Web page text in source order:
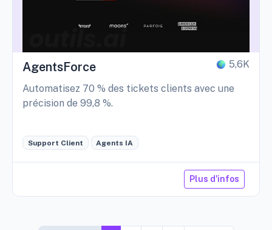
AgentsForce 5,6K
Automatisez 70 % des tickets clients avec une
précision de 99,8 %.
Support Client Agents IA
Plus d'infos